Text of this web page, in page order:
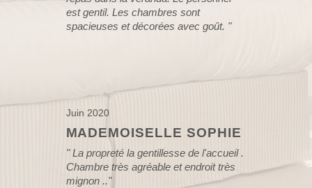
est gentil. Les chambres sont
spacieuses et décorées avec goût. "
MADEMOISELLE SOPHIE
Juin 2020
" La propreté la gentillesse de l'accueil .
Chambre très agréable et endroit très
mignon .."